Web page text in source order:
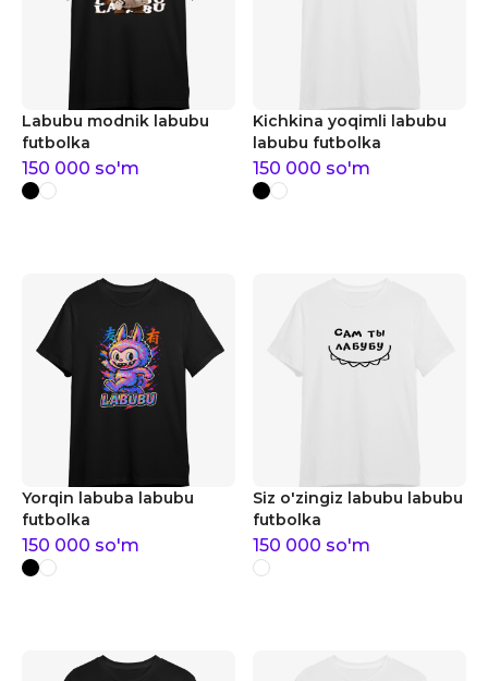
Labubu modnik labubu
futbolka
150 000 so'm
Kichkina yoqimli labubu
labubu futbolka
150 000 so'm
Yorqin labuba labubu
futbolka
150 000 so'm
Siz o'zingiz labubu labubu
futbolka
150 000 so'm